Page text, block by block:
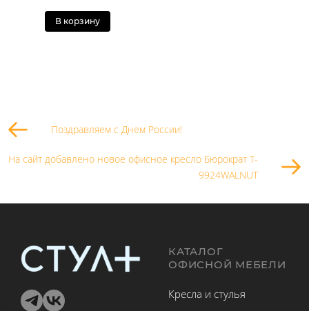
В корзину
Поздравляем с Днем России!
На сайт добавлено новое офисное кресло Бюрократ T-
9924WALNUT
КАТАЛОГ
ОФИСНОЙ МЕБЕЛИ
Кресла и стулья